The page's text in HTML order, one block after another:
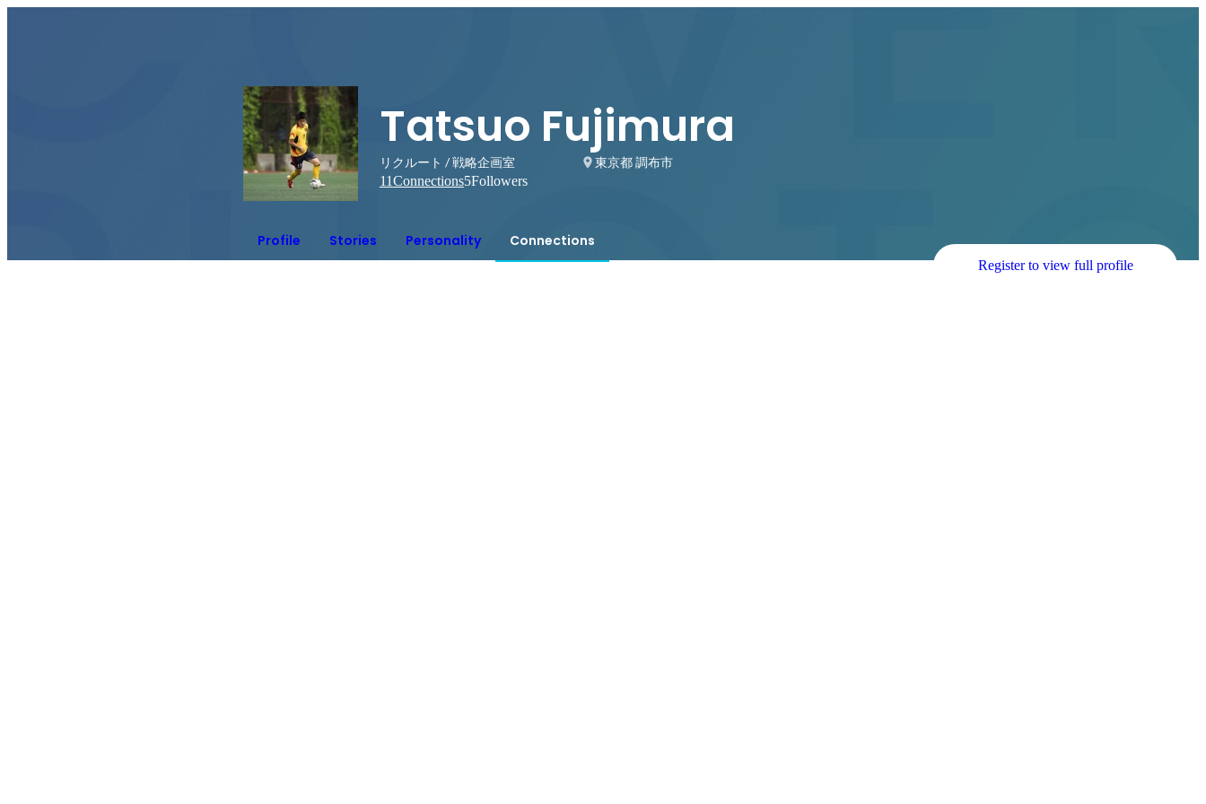
Tatsuo Fujimura
リクルート / 戦略企画室
東京都 調布市
11Connections5Followers
Profile Stories Personality Connections
Register to view full profile